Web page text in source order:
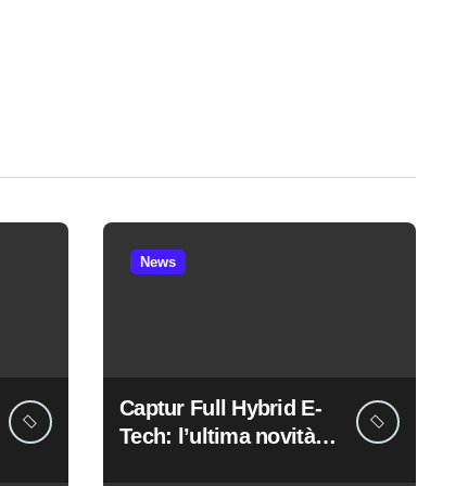
News
Captur Full Hybrid E-
Tech: l’ultima novità